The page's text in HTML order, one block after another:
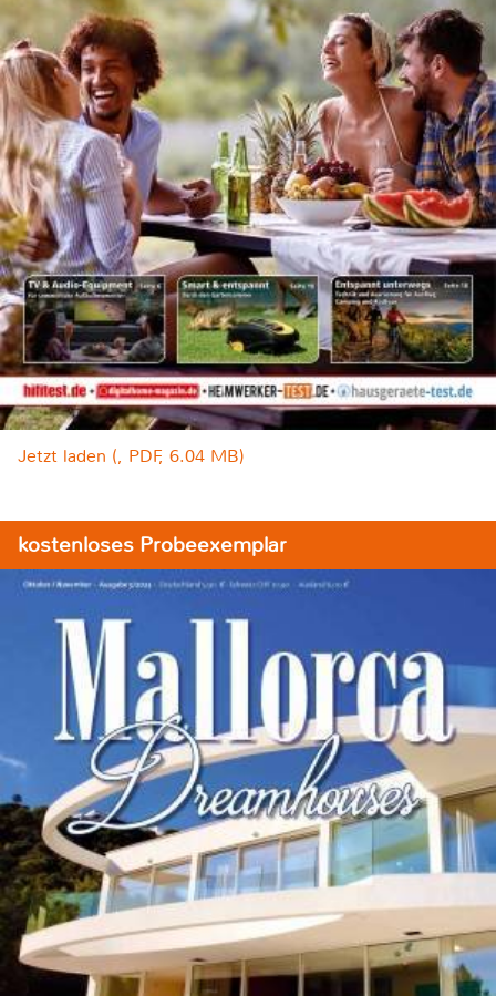
Jetzt laden (, PDF, 6.04 MB)
kostenloses Probeexemplar